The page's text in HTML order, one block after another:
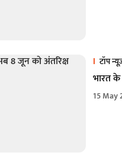
टॉप
भारत
15 May